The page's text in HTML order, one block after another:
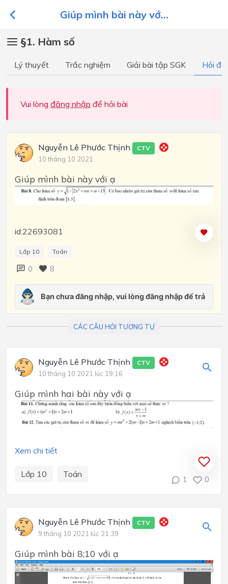
Giúp mình bài này vớ...
§1. Hàm số
Lý thuyết Trắc nghiệm Giải bài tập SGK Hỏi
Vui lòng đăng nhập để hỏi bài
Nguyễn Lê Phước Thịnh CTV
10 tháng 10 2021
Giúp mình bài này với ạ
id:22693081
Lớp 10 Toán
0 8
CÁC CÂU HỎI TƯƠNG TỰ
Nguyễn Lê Phước Thịnh CTV
10 tháng 10 2021 lúc 19:16
Giúp mình hai bài này với ạ
Xem chi tiết
Lớp 10 Toán
1 0
Nguyễn Lê Phước Thịnh CTV
9 tháng 10 2021 lúc 21:39
Giúp mình bài 8;10 với ạ